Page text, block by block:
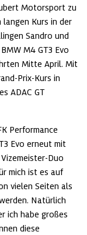
Motorsport zu
langen Kurs in der
Sandro und
M4 GT3 Evo
Mitte April. Mit
Prix-Kurs in
ADAC GT
Performance
Evo erneut mit
Duo
mich ist es auf
vielen Seiten als
Natürlich
ich habe großes
diese